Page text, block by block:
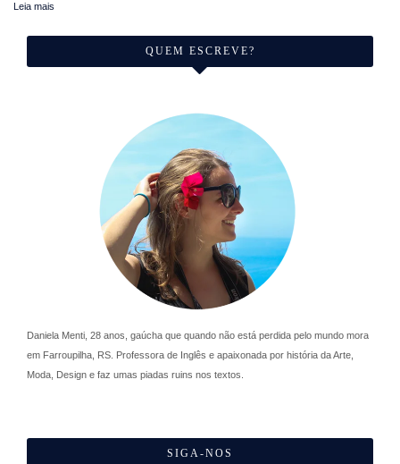
Leia mais
QUEM ESCREVE?
Daniela Menti, 28 anos, gaúcha que quando não está perdida pelo mundo mora
em Farroupilha, RS. Professora de Inglês e apaixonada por história da Arte,
Moda, Design e faz umas piadas ruins nos textos.
SIGA-NOS